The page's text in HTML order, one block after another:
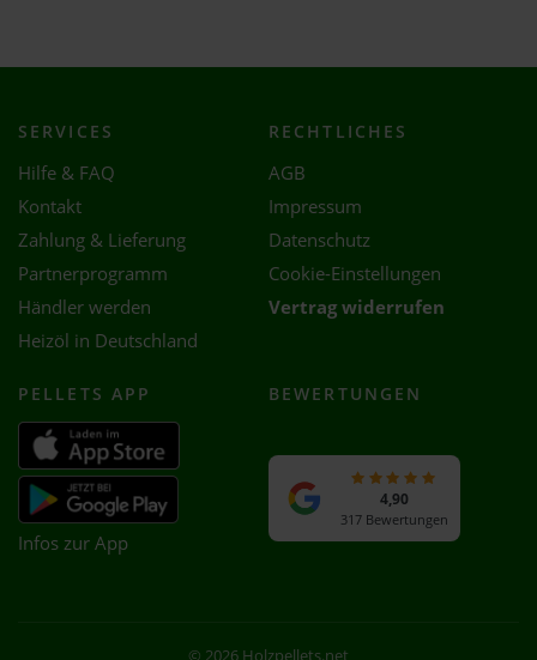
SERVICES
Hilfe & FAQ
Kontakt
Zahlung & Lieferung
Partnerprogramm
Händler werden
Heizöl in Deutschland
RECHTLICHES
AGB
Impressum
Datenschutz
Cookie-Einstellungen
Vertrag widerrufen
PELLETS APP
Infos zur App
BEWERTUNGEN
4,90
317 Bewertungen
© 2026 Holzpellets.net